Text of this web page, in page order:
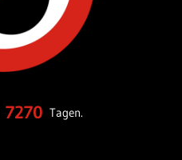
7270 Tagen.